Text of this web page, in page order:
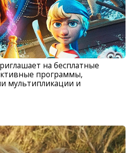
на бесплатные
программы,
мультипликации и